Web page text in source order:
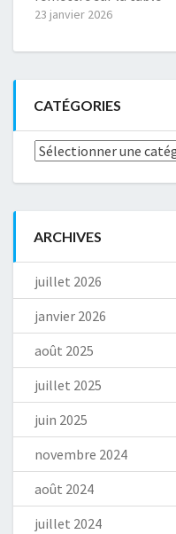
23 janvier 2026
CATÉGORIES
Catégories
ARCHIVES
juillet 2026
janvier 2026
août 2025
juillet 2025
juin 2025
novembre 2024
août 2024
juillet 2024